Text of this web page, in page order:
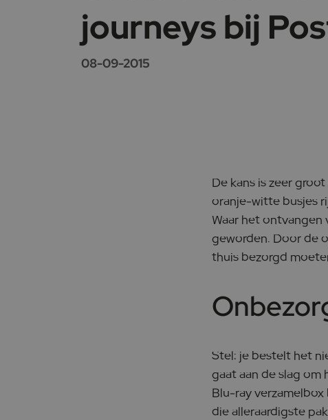
journeys bij
08-09-2015
De kans is zeer
oranje-witte busjes
Waar het
geworden. Door de
thuis bezorgd
Stel: je bestelt het
gaat aan de slag
Blu-ray
die alleraardigste